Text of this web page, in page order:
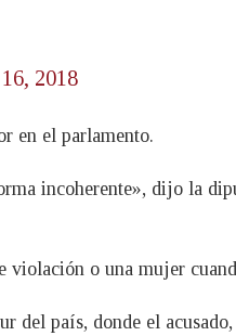
2018
en el parlamento.
incoherente», dijo la
violación o una mujer
país, donde el